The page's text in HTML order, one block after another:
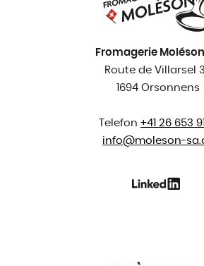
Fromagerie
Route de Villarsel
1694 Orsonnens
Telefon +41 26 653 91
info@moleson-